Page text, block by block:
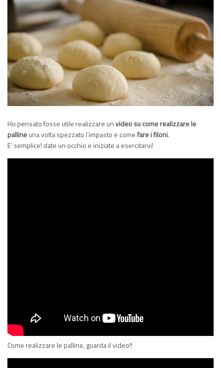
Ho pensato fosse utile realizzare unvideo su come realizzare le
pallineuna volta spezzato l’impasto e comefare i filoni.
E’ semplice! date un occhio e iniziate a esercitarvi!
Come realizzare le palline, guarda il video!!